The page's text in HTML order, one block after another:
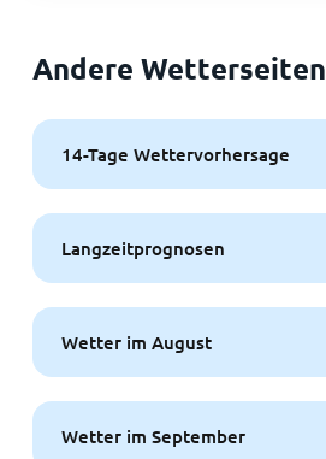
Andere Wetterseiten
14-Tage Wettervorhersage
Langzeitprognosen
Wetter im August
Wetter im September